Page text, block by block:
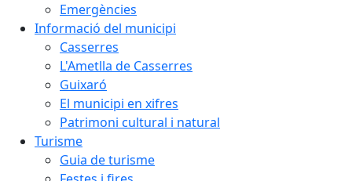
Emergències
Informació del municipi
Casserres
L'Ametlla de Casserres
Guixaró
El municipi en xifres
Patrimoni cultural i natural
Turisme
Guia de turisme